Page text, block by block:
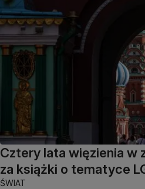
Cztery lata więzienia w
za książki o tematyce
ŚWIAT